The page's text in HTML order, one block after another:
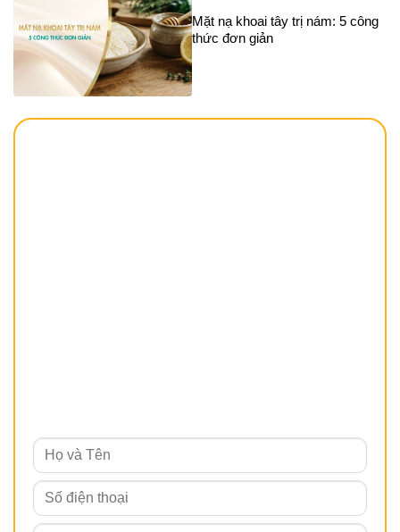
Mặt nạ khoai tây trị nám: 5 công
thức đơn giản